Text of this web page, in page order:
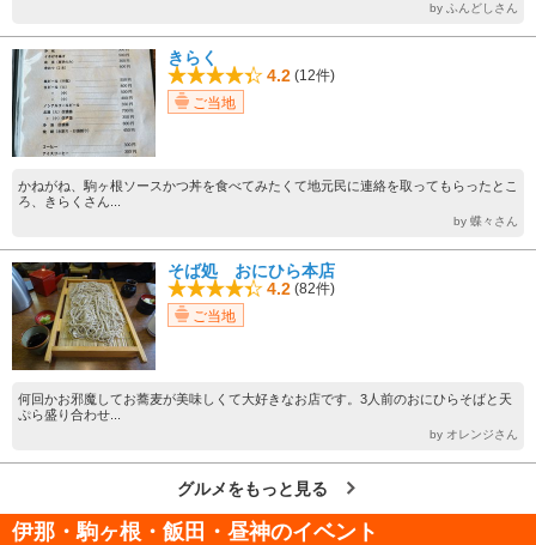
by ふんどしさん
きらく
4.2 (12件)
ご当地
かねがね、駒ヶ根ソースかつ丼を食べてみたくて地元民に連絡を取ってもらったとこ
ろ、きらくさん...
by 蝶々さん
そば処 おにひら本店
4.2 (82件)
ご当地
何回かお邪魔してお蕎麦が美味しくて大好きなお店です。3人前のおにひらそばと天
ぷら盛り合わせ...
by オレンジさん
グルメをもっと見る
伊那・駒ヶ根・飯田・昼神のイベント